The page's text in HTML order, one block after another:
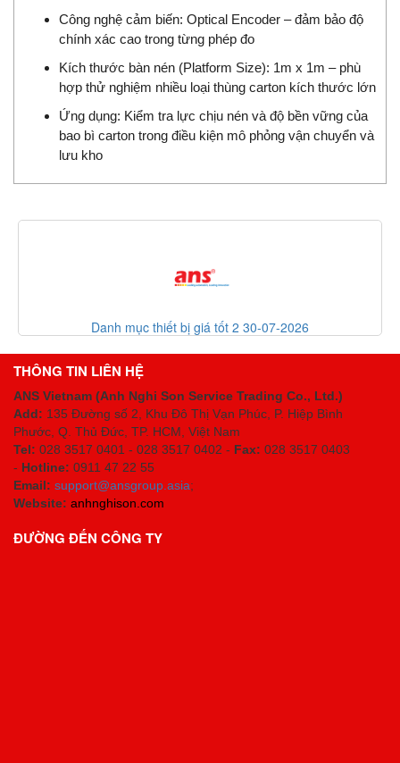
Công nghệ cảm biến: Optical Encoder – đảm bảo độ
chính xác cao trong từng phép đo
Kích thước bàn nén (Platform Size): 1m x 1m – phù
hợp thử nghiệm nhiều loại thùng carton kích thước lớn
Ứng dụng: Kiểm tra lực chịu nén và độ bền vững của
bao bì carton trong điều kiện mô phỏng vận chuyển và
lưu kho
thiết bị giá tốt 2 30-07-2026
THÔNG TIN LIÊN HỆ
ANS Vietnam (Anh Nghi Son Service Trading Co., Ltd.)
Add: 135 Đường số 2, Khu Đô Thị Vạn Phúc, P. Hiệp Bình
Phước, Q. Thủ Đức, TP. HCM, Việt Nam
Tel: 028 3517 0401 - 028 3517 0402 - Fax: 028 3517 0403
- Hotline: 0911 47 22 55
Email: support@ansgroup.asia;
Website: anhnghison.com
ĐƯỜNG ĐẾN CÔNG TY